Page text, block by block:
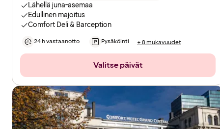
Lähellä juna-asemaa
Edullinen majoitus
Comfort Deli & Barception
24 h vastaanotto Pysäköinti + 8 mukavuudet
Valitse päivät